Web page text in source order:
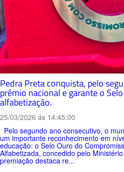
Pedra Preta conquista, pelo
prêmio nacional e garante o
alfabetização.
25/03/2026 ás 14:45:00
Pelo segundo ano consecutivo, o
um importante reconhecimento em
educação: o Selo Ouro do
Alfabetizada, concedido pelo
premiação destaca re...